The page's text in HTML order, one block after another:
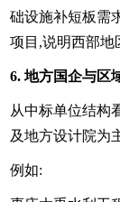
础设施补短板需
项目,说明西部地
6. 地方国企与区
从中标单位结构
及地方设计院为
例如: